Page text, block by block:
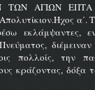
ΤΩΝ ΑΓΙΩΝ ΕΠΤΑ
α΄.
εκλάμψαντες,
πολλοίς, την
κράζοντας,